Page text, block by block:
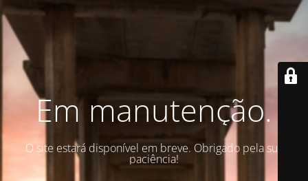
Em manutenção.
O site estará disponível em breve. Obrigado pela sua
paciência!